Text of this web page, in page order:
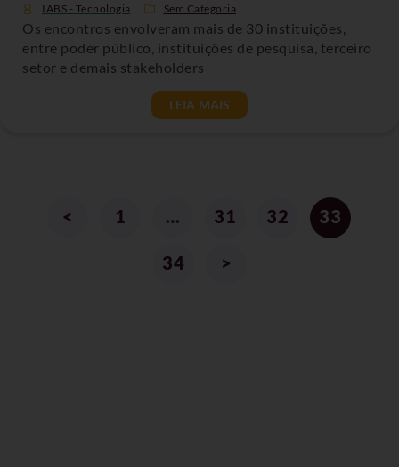
IABS - Tecnologia Sem Categoria
Os encontros envolveram mais de 30 instituições,
entre poder público, instituições de pesquisa, terceiro
setor e demais stakeholders
LEIA MAIS
< 1 … 31 32 33
34 >